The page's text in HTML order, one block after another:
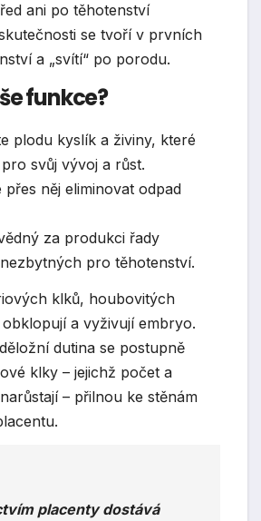
ani po těhotenství
se tvoří v prvních
a „svítí“ po porodu.
funkce?
plodu kyslík a živiny, které
svůj vývoj a růst.
přes něj eliminovat odpad
za produkci řady
pro těhotenství.
klků, houbovitých
a vyživují embryo.
dutina se postupně
klky – jejichž počet a
– přilnou ke stěnám
placenty dostává